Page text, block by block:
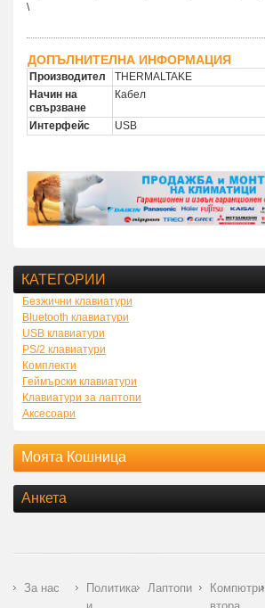
\
ДОПЪЛНИТЕЛНА ИНФОРМАЦИЯ
Производител
THERMALTAKE
Начин на
свързване
Кабел
Интерфейс USB
КАТЕГОРИИ
Безжични клавиатури
Bluetooth клавиатури
USB клавиатури
PS/2 клавиатури
Комплекти
Геймърски клавиатури
Клавиатури за лаптопи
Аксесоари
Моята Кошница
Анкета
За нас
Политика
и
Лаптопи
Компютри
втора